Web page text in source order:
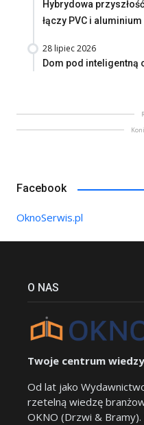
Hybrydowa
łączy PVC i aluminium
28 lipiec 2026
Dom pod inteligentną
Facebook
OknoSerwis.pl
O NAS
Twoje centrum
Od lat jako
rzetelną wiedzę
OKNO (Drzwi &